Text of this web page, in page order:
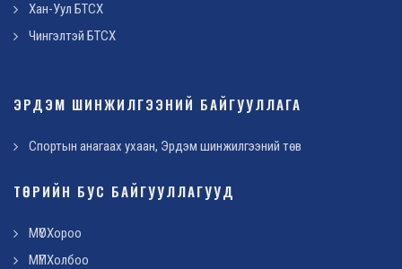
Хан-Уул БТСХ
Чингэлтэй БТСХ
ЭРДЭМ ШИНЖИЛГЭЭНИЙ БАЙГУУЛЛАГА
Спортын анагаах ухаан, Эрдэм шинжилгээний төв
ТӨРИЙН БУС БАЙГУУЛЛАГУУД
МҮОХороо
МҮПХолбоо